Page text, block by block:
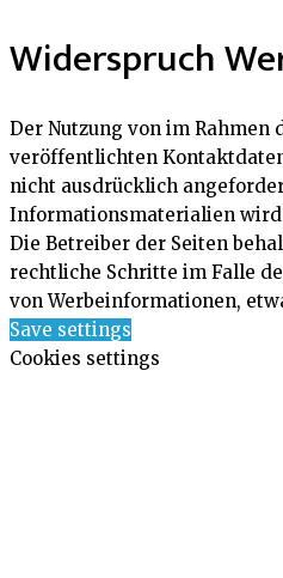
Widerspruch
Der Nutzung von im
veröffentlichten
nicht ausdrücklich
Informationsmaterialien
Die Betreiber der Seiten
rechtliche Schritte im Falle
von Werbeinformationen,
Save settings
Cookies settings